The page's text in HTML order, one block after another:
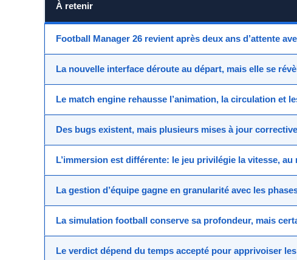
À retenir
Football Manager 26 revient après deux ans d’attente
La nouvelle interface déroute au départ, mais elle se
Le match engine rehausse l’animation, la circulation et
Des bugs existent, mais plusieurs mises à jour
L’immersion est différente: le jeu privilégie la vitesse, au
Lagestion d’équipe gagne en granularité avec les
Lasimulation football conserve sa profondeur, mais
Le verdict dépend du temps accepté pour apprivoiser